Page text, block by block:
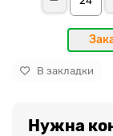
В закладки
Нужна